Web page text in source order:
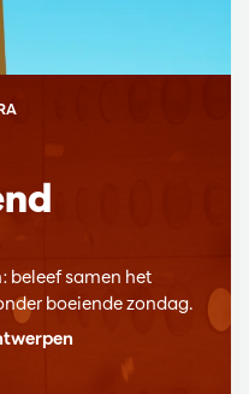
beleef samen het
boeiende zondag.